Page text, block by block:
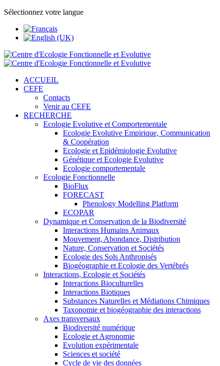
Sélectionnez votre langue
ACCUEIL
CEFE
Contacts
Venir au CEFE
RECHERCHE
Ecologie Evolutive et Comportementale
Ecologie Evolutive Empirique, Communication
& Coopération
Ecologie et Epidémiologie Evolutive
Génétique et Ecologie Evolutive
Ecologie comportementale
Ecologie Fonctionnelle
BioFlux
FORECAST
Phenology Modelling Platform
ECOPAR
Dynamique et Conservation de la Biodiversité
Interactions Humains Animaux
Mouvement, Abondance, Distribution
Nature, Conservation et Sociétés
Ecologie des Sols Anthropisés
Biogéographie et Ecologie des Vertébrés
Interactions, Ecologie et Sociétés
Interactions Bioculturelles
Interactions Biotiques
Substances Naturelles et Médiations Chimiques
Taxonomie et biogéographie des interactions
Axes transversaux
Biodiversité numérique
Ecologie et Agronomie
Evolution expérimentale
Sciences et société
Cycle de vie des données